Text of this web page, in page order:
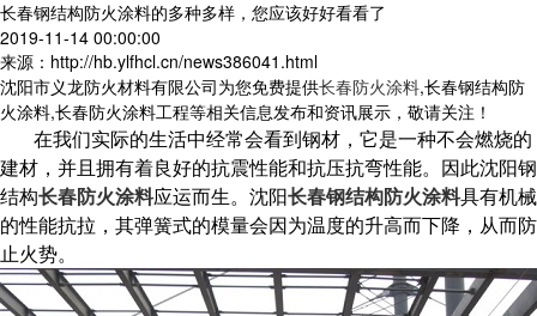
长春钢结构防火涂料的多种多样，您应该好好看看了
2019-11-14 00:00:00
来源：http://hb.ylfhcl.cn/news386041.html
沈阳市义龙防火材料有限公司为您免费提供长春防火涂料,长春钢结构防
火涂料,长春防火涂料工程等相关信息发布和资讯展示，敬请关注！
在我们实际的生活中经常会看到钢材，它是一种不会燃烧的
建材，并且拥有着良好的抗震性能和抗压抗弯性能。因此沈阳钢
结构长春防火涂料应运而生。沈阳长春钢结构防火涂料具有机械
的性能抗拉，其弹簧式的模量会因为温度的升高而下降，从而防
止火势。